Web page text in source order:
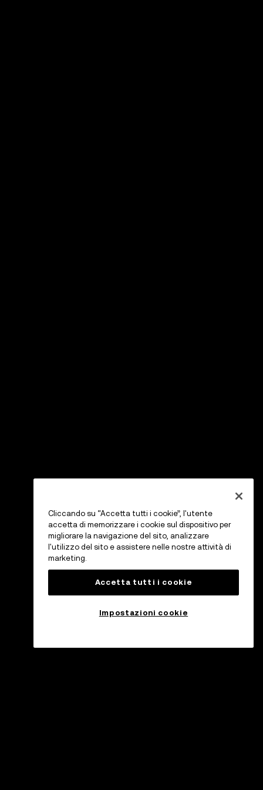
Cliccando su “Accetta tutti i cookie”, l'utente
accetta di memorizzare i cookie sul dispositivo per
migliorare la navigazione del sito, analizzare
l'utilizzo del sito e assistere nelle nostre attività di
marketing.
Accetta tutti i cookie
Impostazioni cookie